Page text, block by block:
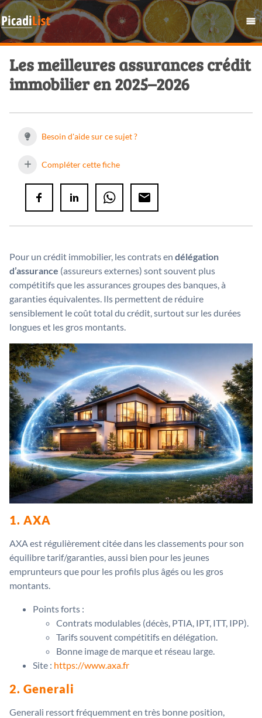
Les meilleures assurances crédit
immobilier en 2025–2026
Besoin d'aide sur ce sujet ?
Compléter cette fiche
Pour un crédit immobilier, les contrats en délégation
d’assurance (assureurs externes) sont souvent plus
compétitifs que les assurances groupes des banques, à
garanties équivalentes. Ils permettent de réduire
sensiblement le coût total du crédit, surtout sur les durées
longues et les gros montants.
1. AXA
AXA est régulièrement citée dans les classements pour son
équilibre tarif/garanties, aussi bien pour les jeunes
emprunteurs que pour les profils plus âgés ou les gros
montants.
Points forts :
Contrats modulables (décès, PTIA, IPT, ITT, IPP).
Tarifs souvent compétitifs en délégation.
Bonne image de marque et réseau large.
Site : https://www.axa.fr
2. Generali
Generali ressort fréquemment en très bonne position,